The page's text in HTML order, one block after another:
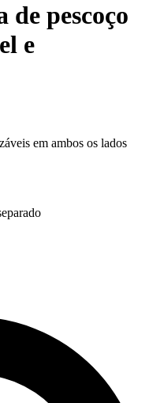
de pescoço
e
em ambos os lados